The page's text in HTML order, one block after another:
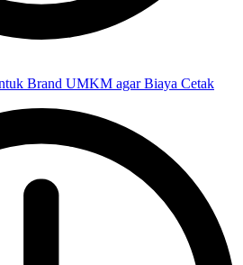
Brand UMKM agar Biaya Cetak